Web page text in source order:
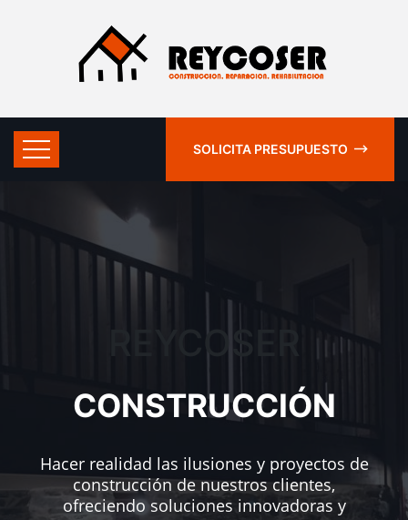
SOLICITA PRESUPUESTO
CONSTRUCCIÓN
Hacer realidad las ilusiones y proyectos de
construcción de nuestros clientes,
ofreciendo soluciones innovadoras y